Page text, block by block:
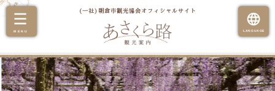
(一社)朝倉市観光協会オフィシャルサイト